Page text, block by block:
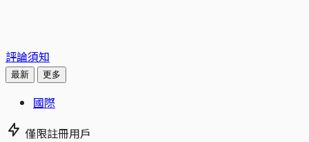
評論須知
最新 更多
國際
僅限註冊用戶